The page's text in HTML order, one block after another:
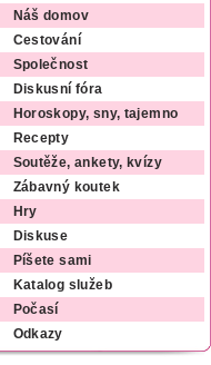
Náš domov
Cestování
Společnost
Diskusní fóra
Horoskopy, sny, tajemno
Recepty
Soutěže, ankety, kvízy
Zábavný koutek
Hry
Diskuse
Píšete sami
Katalog služeb
Počasí
Odkazy